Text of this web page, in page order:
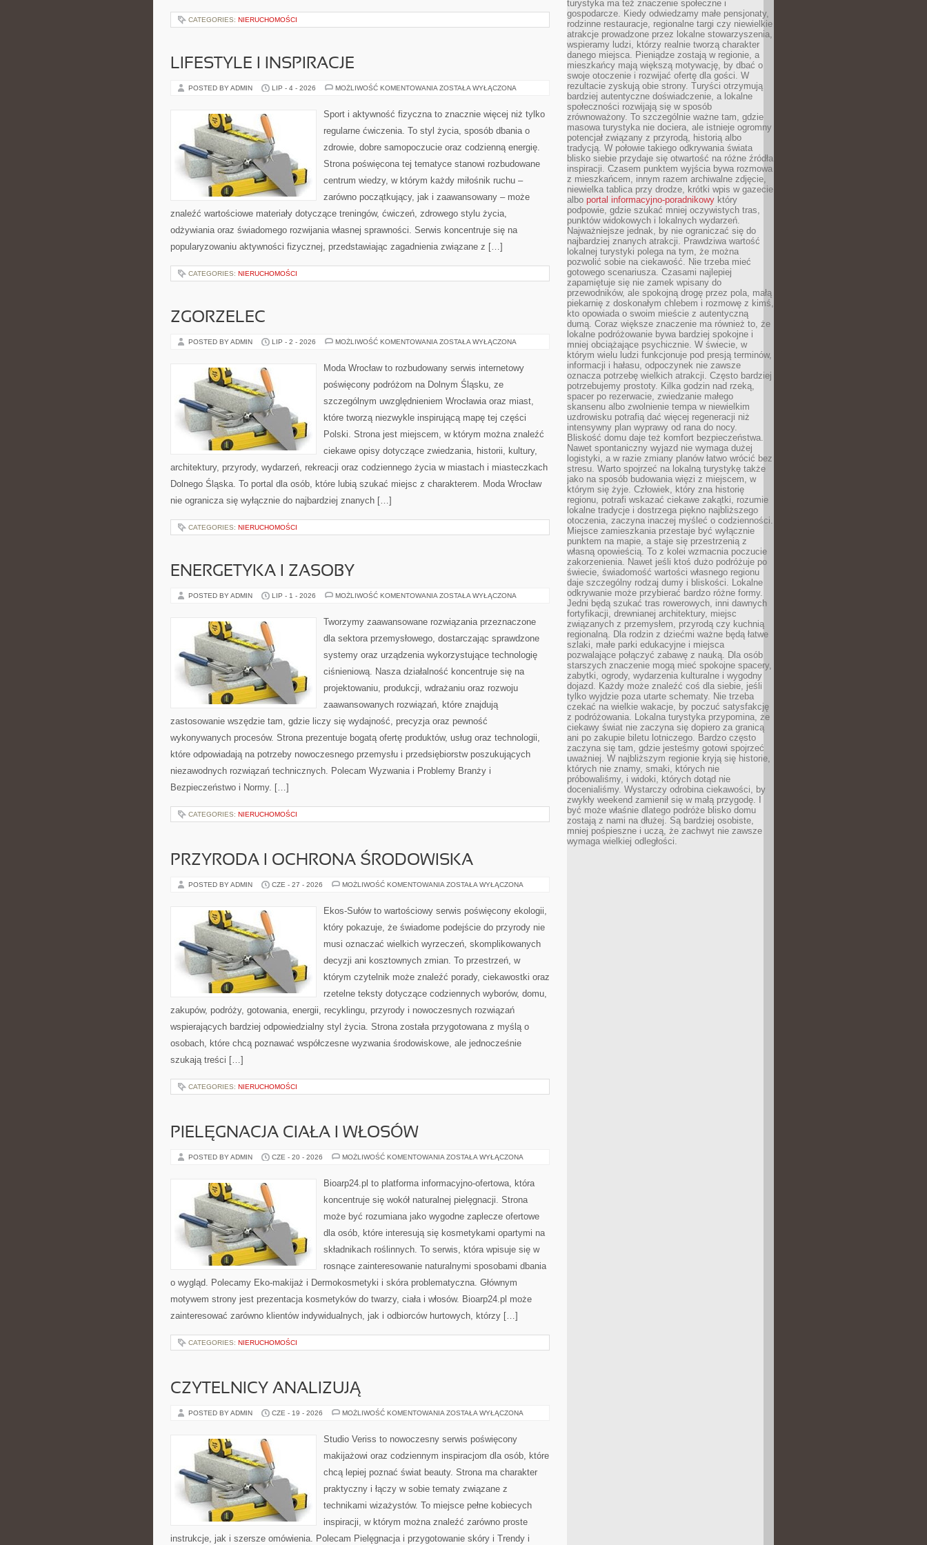
CATEGORIES: NIERUCHOMOŚCI
LIFESTYLE I INSPIRACJE
POSTED BY ADMIN LIP - 4 - 2026 MOŻLIWOŚĆ KOMENTOWANIA LIFESTYLE
ZOSTAŁA WYŁĄCZONA
Sport i aktywność fizyczna to znacznie więcej niż tylko
regularne ćwiczenia. To styl życia, sposób dbania o
zdrowie, dobre samopoczucie oraz codzienną energię.
Strona poświęcona tej tematyce stanowi rozbudowane
centrum wiedzy, w którym każdy miłośnik ruchu –
zarówno początkujący, jak i zaawansowany – może
znaleźć wartościowe materiały dotyczące treningów, ćwiczeń, zdrowego stylu życia,
odżywiania oraz świadomego rozwijania własnej sprawności. Serwis koncentruje się na
popularyzowaniu aktywności fizycznej, przedstawiając zagadnienia związane z […]
CATEGORIES: NIERUCHOMOŚCI
ZGORZELEC
POSTED BY ADMIN LIP - 2 - 2026 MOŻLIWOŚĆ KOMENTOWANIA ZGORZELEC
ZOSTAŁA WYŁĄCZONA
Moda Wrocław to rozbudowany serwis internetowy
poświęcony podróżom na Dolnym Śląsku, ze
szczególnym uwzględnieniem Wrocławia oraz miast,
które tworzą niezwykle inspirującą mapę tej części
Polski. Strona jest miejscem, w którym można znaleźć
ciekawe opisy dotyczące zwiedzania, historii, kultury,
architektury, przyrody, wydarzeń, rekreacji oraz codziennego życia w miastach i miasteczkach
Dolnego Śląska. To portal dla osób, które lubią szukać miejsc z charakterem. Moda Wrocław
nie ogranicza się wyłącznie do najbardziej znanych […]
CATEGORIES: NIERUCHOMOŚCI
ENERGETYKA I ZASOBY
POSTED BY ADMIN LIP - 1 - 2026 MOŻLIWOŚĆ KOMENTOWANIA ENERGETYKA
ZOSTAŁA WYŁĄCZONA
Tworzymy zaawansowane rozwiązania przeznaczone
dla sektora przemysłowego, dostarczając sprawdzone
systemy oraz urządzenia wykorzystujące technologię
ciśnieniową. Nasza działalność koncentruje się na
projektowaniu, produkcji, wdrażaniu oraz rozwoju
zaawansowanych rozwiązań, które znajdują
zastosowanie wszędzie tam, gdzie liczy się wydajność, precyzja oraz pewność
wykonywanych procesów. Strona prezentuje bogatą ofertę produktów, usług oraz technologii,
które odpowiadają na potrzeby nowoczesnego przemysłu i przedsiębiorstw poszukujących
niezawodnych rozwiązań technicznych. Polecam Wyzwania i Problemy Branży i
Bezpieczeństwo i Normy. […]
CATEGORIES: NIERUCHOMOŚCI
PRZYRODA I OCHRONA ŚRODOWISKA
POSTED BY ADMIN CZE - 27 - 2026 MOŻLIWOŚĆ KOMENTOWANIA PRZYRODA
ŚRODOWISKA
ZOSTAŁA WYŁĄCZONA
Ekos-Sułów to wartościowy serwis poświęcony ekologii,
który pokazuje, że świadome podejście do przyrody nie
musi oznaczać wielkich wyrzeczeń, skomplikowanych
decyzji ani kosztownych zmian. To przestrzeń, w
którym czytelnik może znaleźć porady, ciekawostki oraz
rzetelne teksty dotyczące codziennych wyborów, domu,
zakupów, podróży, gotowania, energii, recyklingu, przyrody i nowoczesnych rozwiązań
wspierających bardziej odpowiedzialny styl życia. Strona została przygotowana z myślą o
osobach, które chcą poznawać współczesne wyzwania środowiskowe, ale jednocześnie
szukają treści […]
CATEGORIES: NIERUCHOMOŚCI
PIELĘGNACJA CIAŁA I WŁOSÓW
POSTED BY ADMIN CZE - 20 - 2026 MOŻLIWOŚĆ KOMENTOWANIA PIELĘGNACJA
WŁOSÓW
ZOSTAŁA WYŁĄCZONA
Bioarp24.pl to platforma informacyjno-ofertowa, która
koncentruje się wokół naturalnej pielęgnacji. Strona
może być rozumiana jako wygodne zaplecze ofertowe
dla osób, które interesują się kosmetykami opartymi na
składnikach roślinnych. To serwis, która wpisuje się w
rosnące zainteresowanie naturalnymi sposobami dbania
o wygląd. Polecamy Eko-makijaż i Dermokosmetyki i skóra problematyczna. Głównym
motywem strony jest prezentacja kosmetyków do twarzy, ciała i włosów. Bioarp24.pl może
zainteresować zarówno klientów indywidualnych, jak i odbiorców hurtowych, którzy […]
CATEGORIES: NIERUCHOMOŚCI
CZYTELNICY ANALIZUJĄ
POSTED BY ADMIN CZE - 19 - 2026 MOŻLIWOŚĆ KOMENTOWANIA CZYTELNICY
ZOSTAŁA WYŁĄCZONA
Studio Veriss to nowoczesny serwis poświęcony
makijażowi oraz codziennym inspiracjom dla osób, które
chcą lepiej poznać świat beauty. Strona ma charakter
praktyczny i łączy w sobie tematy związane z
technikami wizażystów. To miejsce pełne kobiecych
inspiracji, w którym można znaleźć zarówno proste
instrukcje, jak i szersze omówienia. Polecam Pielęgnacja i przygotowanie skóry i Trendy i
turystyka ma też znaczenie społeczne i
gospodarcze. Kiedy odwiedzamy małe pensjonaty,
rodzinne restauracje, regionalne targi czy niewielkie
atrakcje prowadzone przez lokalne stowarzyszenia,
wspieramy ludzi, którzy realnie tworzą charakter
danego miejsca. Pieniądze zostają w regionie, a
mieszkańcy mają większą motywację, by dbać o
swoje otoczenie i rozwijać ofertę dla gości. W
rezultacie zyskują obie strony. Turyści otrzymują
bardziej autentyczne doświadczenie, a lokalne
społeczności rozwijają się w sposób
zrównoważony. To szczególnie ważne tam, gdzie
masowa turystyka nie dociera, ale istnieje ogromny
potencjał związany z przyrodą, historią albo
tradycją. W połowie takiego odkrywania świata
blisko siebie przydaje się otwartość na różne źródła
inspiracji. Czasem punktem wyjścia bywa rozmowa
z mieszkańcem, innym razem archiwalne zdjęcie,
niewielka tablica przy drodze, krótki wpis w gazecie
albo portal informacyjno-poradnikowy który
podpowie, gdzie szukać mniej oczywistych tras,
punktów widokowych i lokalnych wydarzeń.
Najważniejsze jednak, by nie ograniczać się do
najbardziej znanych atrakcji. Prawdziwa wartość
lokalnej turystyki polega na tym, że można
pozwolić sobie na ciekawość. Nie trzeba mieć
gotowego scenariusza. Czasami najlepiej
zapamiętuje się nie zamek wpisany do
przewodników, ale spokojną drogę przez pola, małą
piekarnię z doskonałym chlebem i rozmowę z kimś,
kto opowiada o swoim mieście z autentyczną
dumą. Coraz większe znaczenie ma również to, że
lokalne podróżowanie bywa bardziej spokojne i
mniej obciążające psychicznie. W świecie, w
którym wielu ludzi funkcjonuje pod presją terminów,
informacji i hałasu, odpoczynek nie zawsze
oznacza potrzebę wielkich atrakcji. Często bardziej
potrzebujemy prostoty. Kilka godzin nad rzeką,
spacer po rezerwacie, zwiedzanie małego
skansenu albo zwolnienie tempa w niewielkim
uzdrowisku potrafią dać więcej regeneracji niż
intensywny plan wyprawy od rana do nocy.
Bliskość domu daje też komfort bezpieczeństwa.
Nawet spontaniczny wyjazd nie wymaga dużej
logistyki, a w razie zmiany planów łatwo wrócić bez
stresu. Warto spojrzeć na lokalną turystykę także
jako na sposób budowania więzi z miejscem, w
którym się żyje. Człowiek, który zna historię
regionu, potrafi wskazać ciekawe zakątki, rozumie
lokalne tradycje i dostrzega piękno najbliższego
otoczenia, zaczyna inaczej myśleć o codzienności.
Miejsce zamieszkania przestaje być wyłącznie
punktem na mapie, a staje się przestrzenią z
własną opowieścią. To z kolei wzmacnia poczucie
zakorzenienia. Nawet jeśli ktoś dużo podróżuje po
świecie, świadomość wartości własnego regionu
daje szczególny rodzaj dumy i bliskości. Lokalne
odkrywanie może przybierać bardzo różne formy.
Jedni będą szukać tras rowerowych, inni dawnych
fortyfikacji, drewnianej architektury, miejsc
związanych z przemysłem, przyrodą czy kuchnią
regionalną. Dla rodzin z dziećmi ważne będą łatwe
szlaki, małe parki edukacyjne i miejsca
pozwalające połączyć zabawę z nauką. Dla osób
starszych znaczenie mogą mieć spokojne spacery,
zabytki, ogrody, wydarzenia kulturalne i wygodny
dojazd. Każdy może znaleźć coś dla siebie, jeśli
tylko wyjdzie poza utarte schematy. Nie trzeba
czekać na wielkie wakacje, by poczuć satysfakcję
z podróżowania. Lokalna turystyka przypomina, że
ciekawy świat nie zaczyna się dopiero za granicą
ani po zakupie biletu lotniczego. Bardzo często
zaczyna się tam, gdzie jesteśmy gotowi spojrzeć
uważniej. W najbliższym regionie kryją się historie,
których nie znamy, smaki, których nie
próbowaliśmy, i widoki, których dotąd nie
docenialiśmy. Wystarczy odrobina ciekawości, by
zwykły weekend zamienił się w małą przygodę. I
być może właśnie dlatego podróże blisko domu
zostają z nami na dłużej. Są bardziej osobiste,
mniej pośpieszne i uczą, że zachwyt nie zawsze
wymaga wielkiej odległości.